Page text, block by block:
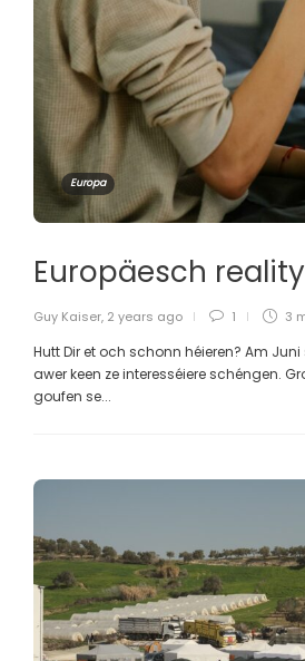
Europa
Europäesch
Guy Kaiser, 2 years ago 1 3
Hutt Dir et och schonn héieren? Am
awer keen ze interesséiere schéngen.
goufen se...